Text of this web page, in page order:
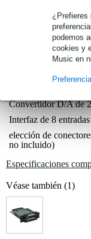
¿Prefieres
podemos
cookies y
Music en
Elija ahora
exclusivas!
Premio de
Información del
Convertidor D/A de
Interfaz de 8
elección de
no incluido)
Especificaciones
Véase también (1)